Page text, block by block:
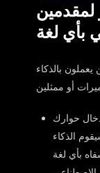
لمقدمين
بأي لغة
بالذكاء
حوارك
الذكاء
بأي لغة